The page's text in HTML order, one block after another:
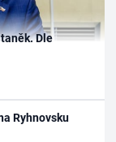
Dle
Ryhnovsku